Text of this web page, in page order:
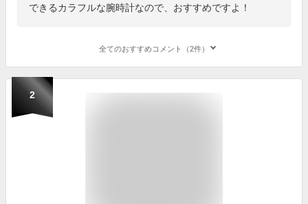
できるカラフルな腕時計なので、おすすめですよ！
全てのおすすめコメント（2件）
2